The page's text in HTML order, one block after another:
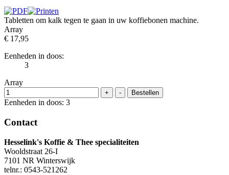
Tabletten om kalk tegen te gaan in uw koffiebonen machine.
Array
€ 17,95
Eenheden in doos:
3
Array
Eenheden in doos: 3
Contact
Hesselink's Koffie & Thee specialiteiten
Wooldstraat 26-I
7101 NR Winterswijk
telnr.: 0543-521262